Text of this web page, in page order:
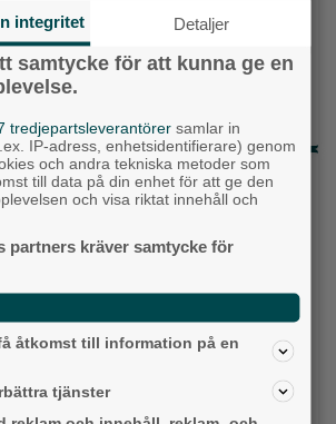
rulla igen: ”Vi ligger bra i fas”
vill ha ny hyresmodell –
kritiska
i Alingsås 3–10 augusti
Senaste artiklarna
integritet Detaljer
samtycke för att kunna ge en
tredjepartsleverantörer samlar in
IP-adress, enhetsidentifierare) genom
och andra tekniska metoder som
till data på din enhet för att ge den
och visa riktat innehåll och
partners kräver samtycke för
åtkomst till information på en
tjänster